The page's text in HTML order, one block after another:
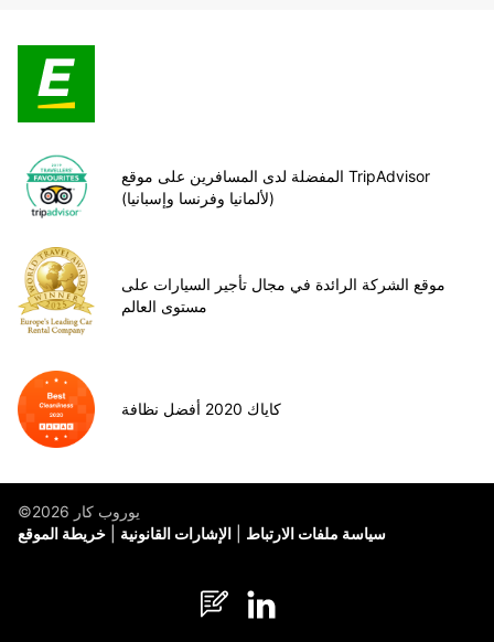
المفضلة لدى المسافرين على موقع TripAdvisor
(لألمانيا وفرنسا وإسبانيا)
موقع الشركة الرائدة في مجال تأجير السيارات على
مستوى العالم
كاياك 2020 أفضل نظافة
©يوروب كار 2026
خريطة الموقع
الإشارات القانونية سياسة ملفات الارتباط